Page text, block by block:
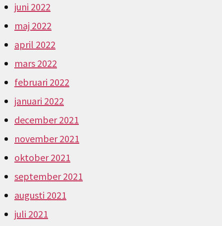
juni 2022
maj 2022
april 2022
mars 2022
februari 2022
januari 2022
december 2021
november 2021
oktober 2021
september 2021
augusti 2021
juli 2021